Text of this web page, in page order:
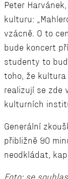
Peter
kulturu:
vzácně. O to
bude koncert
studenty to
toho, že kultura
realizují se zde
kulturních
Generální
přibližně 90
neodkládat,